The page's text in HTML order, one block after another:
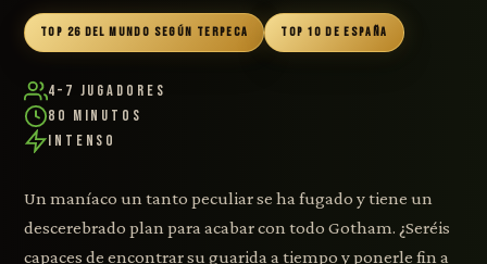
TOP 26 DEL MUNDO SEGÚN TERPECA TOP 10 DE ESPAÑA
4–7 Jugadores
80 Minutos
Intenso
Un maníaco un tanto peculiar se ha fugado y tiene un
descerebrado plan para acabar con todo Gotham. ¿Seréis
capaces de encontrar su guarida a tiempo y ponerle fin a